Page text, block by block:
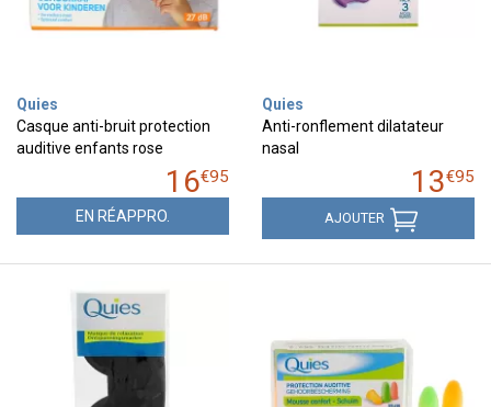
Quies
Casque anti-bruit protection
auditive enfants rose
16€95
EN RÉAPPRO.
Quies
Anti-ronflement dilatateur
nasal
13€95
AJOUTER